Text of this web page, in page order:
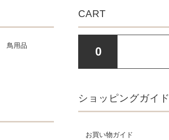
鳥用品
CART
0
ショッピングガイド
お買い物ガイド